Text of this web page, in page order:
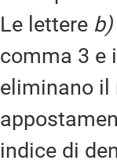
Le lettere b)
comma 3 e
eliminano il
indice di